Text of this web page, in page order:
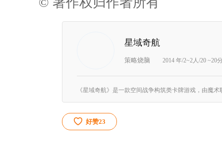
星域奇航
策略烧脑 2014 年/2~2人/20 ~20
好赞23